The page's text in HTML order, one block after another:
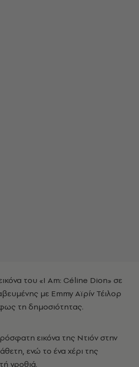
του «I Am: Céline Dion» σε
με Emmy Aϊρίν Τέιλορ
τη δημοσιότητας.
εικόνα της Nτιόν στην
ενώ το ένα χέρι της
γροθιά.